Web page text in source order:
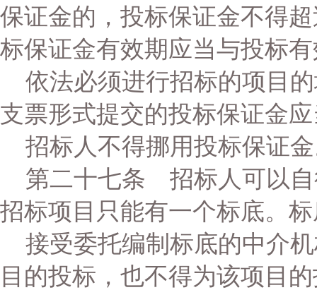
保证金的，投标保证金不得
标保证金有效期应当与投标
依法必须进行招标的项目
支票形式提交的投标保证金
招标人不得挪用投标保证
第二十七条 招标人可以自
招标项目只能有一个标底。
接受委托编制标底的中介
目的投标，也不得为该项目